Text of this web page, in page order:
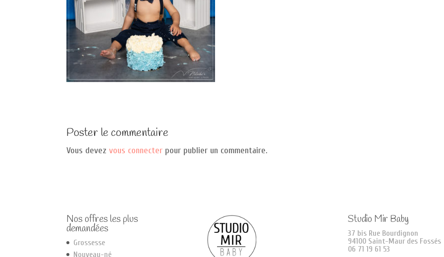
Poster le commentaire
Vous devezvous connecter pour publier un commentaire.
Nos offres les plus
demandées
Grossesse
Nouveau-né
Studio Mir Baby
37 bis Rue Bourdignon
94100 Saint-Maur des Fossés
06 71 19 61 53